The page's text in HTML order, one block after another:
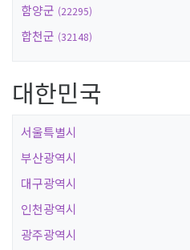
함양군 (22295)
합천군 (32148)
대한민국
서울특별시
부산광역시
대구광역시
인천광역시
광주광역시